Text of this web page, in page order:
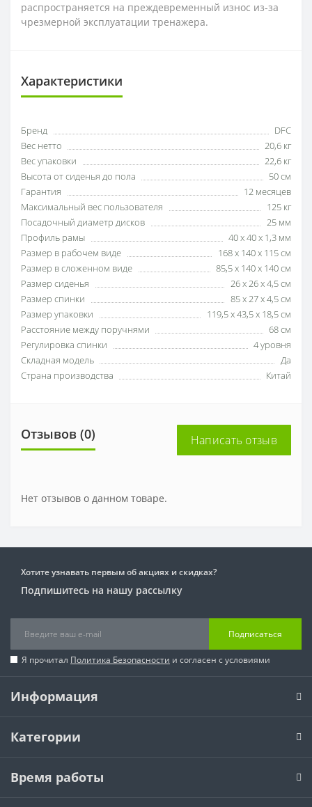
распространяется на преждевременный износ из-за
чрезмерной эксплуатации тренажера.
Характеристики
Бренд
DFC
Вес нетто
20,6 кг
Вес упаковки
22,6 кг
Высота от сиденья до пола
50 см
Гарантия
12 месяцев
Максимальный вес пользователя
125 кг
Посадочный диаметр дисков
25 мм
Профиль рамы
40 х 40 х 1,3 мм
Размер в рабочем виде
168 х 140 х 115 см
Размер в сложенном виде
85,5 х 140 х 140 см
Размер сиденья
26 x 26 x 4,5 см
Размер спинки
85 x 27 x 4,5 см
Размер упаковки
119,5 х 43,5 х 18,5 см
Расстояние между поручнями
68 см
Регулировка спинки
4 уровня
Складная модель
Да
Страна производства
Китай
Отзывов (0) Написать отзыв
Нет отзывов о данном товаре.
Хотите узнавать первым об акциях и скидках?
Подпишитесь на нашу рассылку
Подписаться
Я прочитал Политика Безопасности и согласен с условиями
Информация
Категории
Время работы